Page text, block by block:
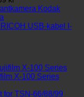
Kodak
RICOH USB-kabel I-
X-100 Series